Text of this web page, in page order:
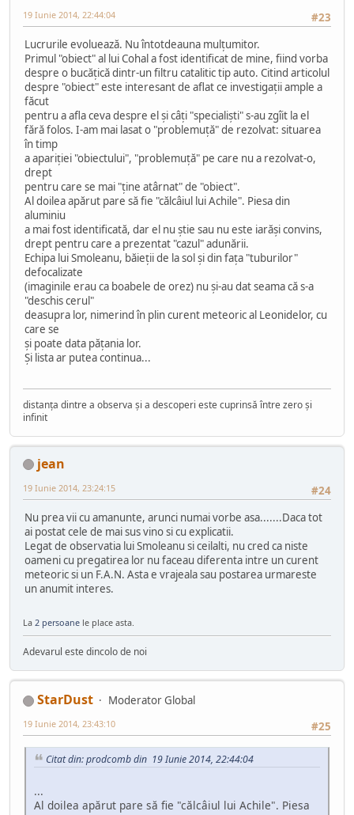
#23
19 Iunie 2014, 22:44:04
Lucrurile evoluează. Nu întotdeauna mulţumitor.
Primul "obiect" al lui Cohal a fost identificat de mine, fiind vorba
despre o bucăţică dintr-un filtru catalitic tip auto. Citind articolul
despre "obiect" este interesant de aflat ce investigaţii ample a
făcut
pentru a afla ceva despre el şi câţi "specialişti" s-au zgîit la el
fără folos. I-am mai lasat o "problemuţă" de rezolvat: situarea
în timp
a apariţiei "obiectului", "problemuţă" pe care nu a rezolvat-o,
drept
pentru care se mai "ţine atârnat" de "obiect".
Al doilea apărut pare să fie "călcâiul lui Achile". Piesa din
aluminiu
a mai fost identificată, dar el nu ştie sau nu este iarăşi convins,
drept pentru care a prezentat "cazul" adunării.
Echipa lui Smoleanu, băieţii de la sol şi din faţa "tuburilor"
defocalizate
(imaginile erau ca boabele de orez) nu şi-au dat seama că s-a
"deschis cerul"
deasupra lor, nimerind în plin curent meteoric al Leonidelor, cu
care se
şi poate data păţania lor.
Şi lista ar putea continua...
distanța dintre a observa și a descoperi este cuprinsă între zero și
infinit
jean
#24
19 Iunie 2014, 23:24:15
Nu prea vii cu amanunte, arunci numai vorbe asa.......Daca tot
ai postat cele de mai sus vino si cu explicatii.
Legat de observatia lui Smoleanu si ceilalti, nu cred ca niste
oameni cu pregatirea lor nu faceau diferenta intre un curent
meteoric si un F.A.N. Asta e vrajeala sau postarea urmareste
un anumit interes.
La 2 persoane le place asta.
Adevarul este dincolo de noi
StarDust
Moderator Global
#25
19 Iunie 2014, 23:43:10
Citat din: prodcomb din 19 Iunie 2014, 22:44:04
...
Al doilea apărut pare să fie "călcâiul lui Achile". Piesa